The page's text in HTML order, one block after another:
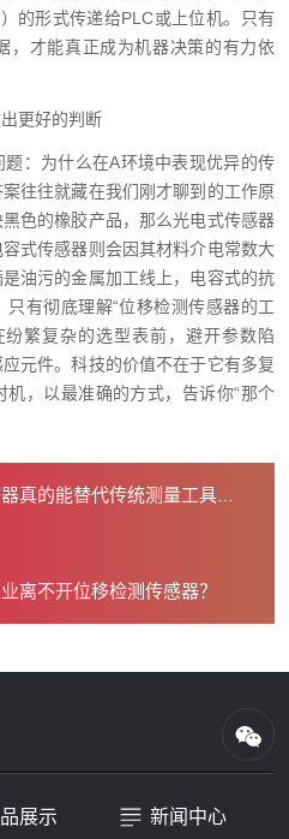
的形式传递给PLC或上位机。只有
，才能真正成为机器决策的有力依
更好的判断
：为什么在A环境中表现优异的传
往往就藏在我们刚才聊到的工作原
色的橡胶产品，那么光电式传感器
式传感器则会因其材料介电常数大
油污的金属加工线上，电容式的抗
有彻底理解“位移检测传感器的工
繁复杂的选型表前，避开参数陷
元件。科技的价值不在于它有多复
，以最准确的方式，告诉你“那个
真的能替代传统测量工具吗？
离不开位移检测传感器？
展示 新闻中心